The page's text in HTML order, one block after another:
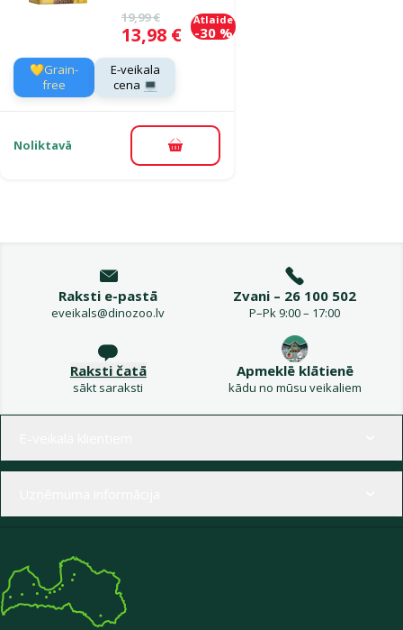
Oriģinālā cena
19,99 €
Cena
13,98 €
Atlaide
-30 %
💛Grain-
free
E-veikala
cena 💻
Noliktavā Pievienot grozam
Raksti e-pastā
eveikals@dinozoo.lv
Zvani – 26 100 502
P–Pk 9:00 – 17:00
Raksti čatā
sākt saraksti
Apmeklē klātienē
kādu no mūsu veikaliem